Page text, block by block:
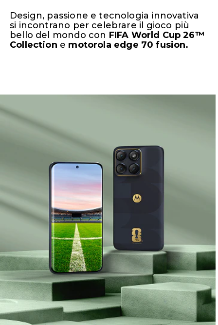
Design, passione e tecnologia innovativa
si incontrano per celebrare il gioco più
bello del mondo con FIFA World Cup 26™
Collection e motorola edge 70 fusion.